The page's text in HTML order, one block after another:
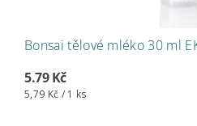
Bonsai tělové mléko 30 ml
5.79 Kč
5,79 Kč / 1 ks